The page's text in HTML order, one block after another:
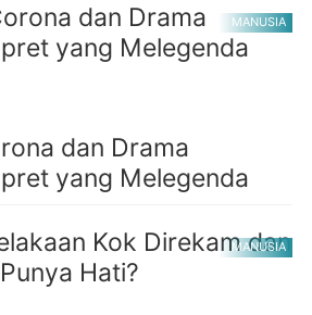
MANUSIA
dan Drama
yang Melegenda
MANUSIA